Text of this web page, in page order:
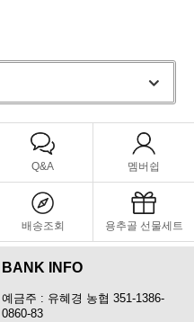
Q&A 멤버쉽
배송조회 용추골 선물세트
BANK INFO
예금주 : 유혜경 농협 351-1386-
0860-83